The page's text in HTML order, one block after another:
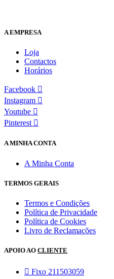
A EMPRESA
Loja
Contactos
Horários
Facebook
Instagram
Youtube
Pinterest
A MINHA CONTA
A Minha Conta
TERMOS GERAIS
Termos e Condições
Política de Privacidade
Política de Cookies
Livro de Reclamações
APOIO AO CLIENTE
Fixo 211503059